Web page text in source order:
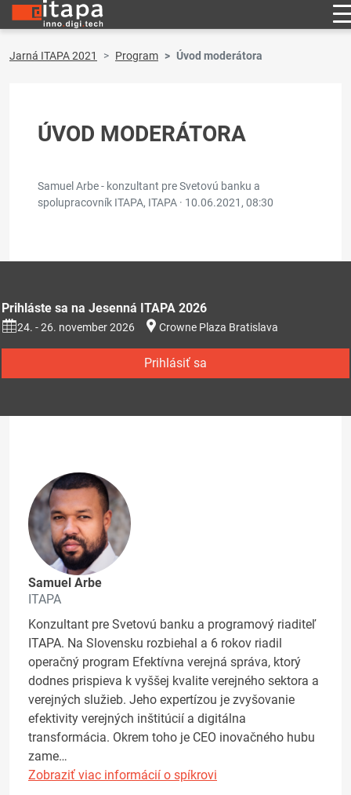
Jarná ITAPA 2021 Program Úvod moderátora
ÚVOD MODERÁTORA
Samuel Arbe - konzultant pre Svetovú banku a
spolupracovník ITAPA, ITAPA · 10.06.2021, 08:30
Prihláste sa na Jesenná ITAPA 2026
24. - 26. november 2026 Crowne Plaza Bratislava
Prihlásiť sa
Samuel Arbe
ITAPA
Konzultant pre Svetovú banku a programový riaditeľ
ITAPA. Na Slovensku rozbiehal a 6 rokov riadil
operačný program Efektívna verejná správa, ktorý
dodnes prispieva k vyššej kvalite verejného sektora a
verejných služieb. Jeho expertízou je zvyšovanie
efektivity verejných inštitúcií a digitálna
transformácia. Okrem toho je CEO inovačného hubu
zame…
Zobraziť viac informácií o spíkrovi